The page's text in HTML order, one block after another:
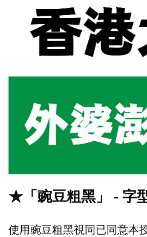
★「豌豆粗黑」 - 字
使用豌豆粗黑視同已同意本